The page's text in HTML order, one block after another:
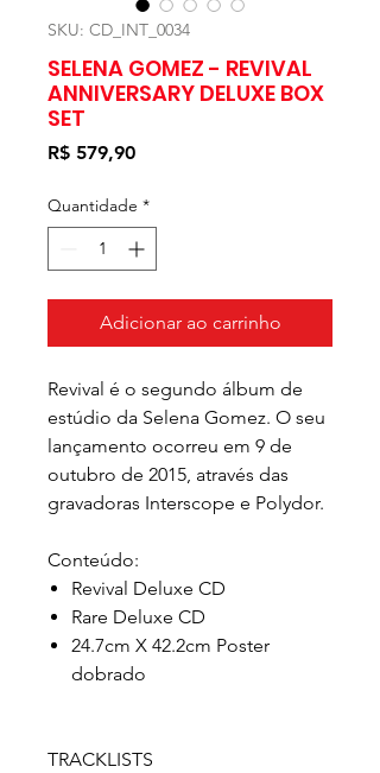
SKU: CD_INT_0034
SELENA GOMEZ - REVIVAL
ANNIVERSARY DELUXE BOX
SET
R$ 579,90Preço
Quantidade *
Adicionar ao carrinho
Revival é o segundo álbum de
estúdio da Selena Gomez. O seu
lançamento ocorreu em 9 de
outubro de 2015, através das
gravadoras Interscope e Polydor.
Conteúdo:
Revival Deluxe CD
Rare Deluxe CD
24.7cm X 42.2cm Poster
dobrado
TRACKLISTS